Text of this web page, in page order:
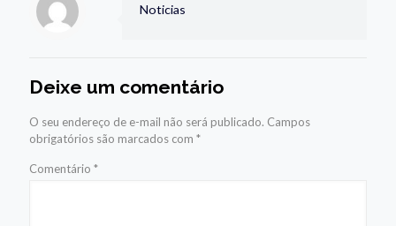
Noticias
Deixe um comentário
O seu endereço de e-mail não será publicado. Campos
obrigatórios são marcados com *
Comentário *